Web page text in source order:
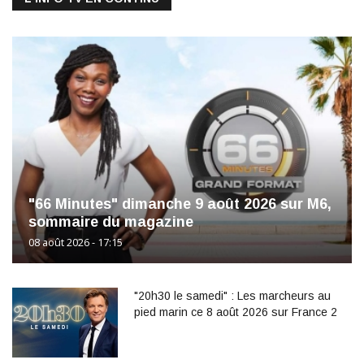
"66 Minutes" dimanche 9 août 2026 sur M6,
sommaire du magazine
08 août 2026 - 17:15
"20h30 le samedi" : Les marcheurs au
pied marin ce 8 août 2026 sur France 2